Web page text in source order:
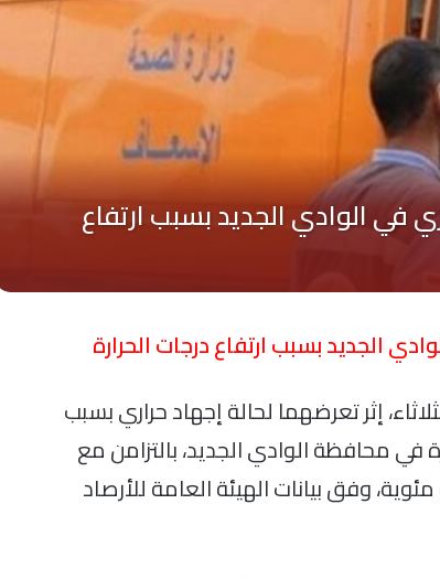
الجديد بسبب ارتفاع درجات الحرارة
إثر تعرضهما لحالة إجهاد حراري بسبب
في محافظة الوادي الجديد، بالتزامن مع
سجلت خلالها المحافظة 48 درجة مئوية، وفق بيانات الهيئة العامة للأرصاد